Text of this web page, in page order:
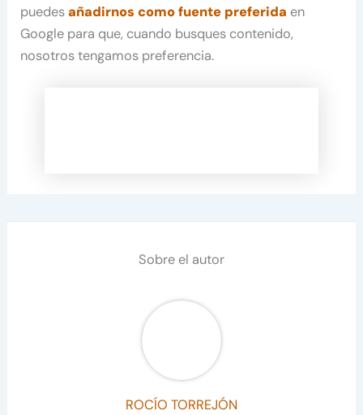
puedesañadirnos como fuente preferida en
Google para que, cuando busques contenido,
nosotros tengamos preferencia.
Sobre el autor
ROCÍO TORREJÓN